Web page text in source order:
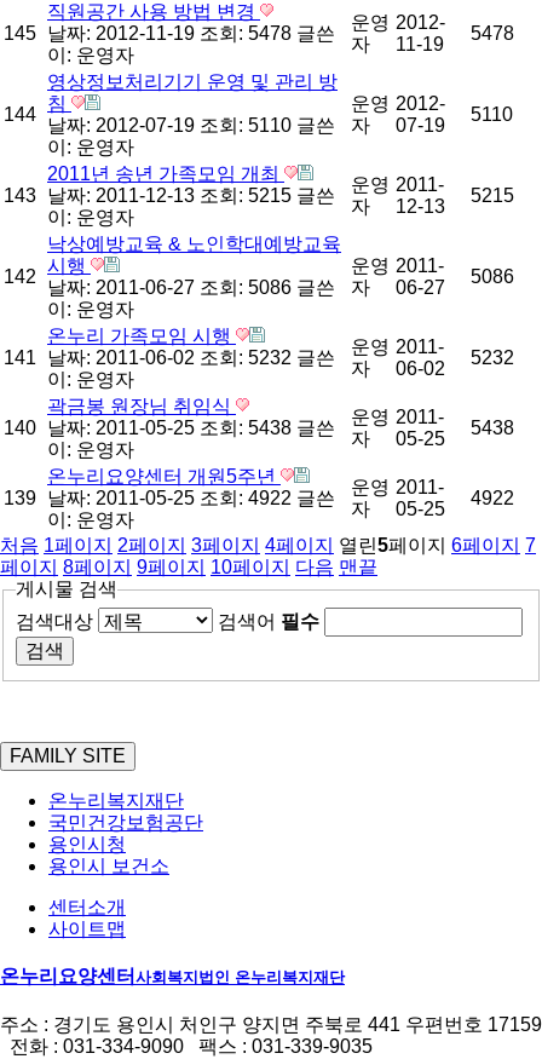
145
직원공간 사용 방법 변경
날짜: 2012-11-19 조회: 5478 글쓴
이: 운영자
운영
자
2012-
11-19
5478
144
영상정보처리기기 운영 및 관리 방
침
날짜: 2012-07-19 조회: 5110 글쓴
이: 운영자
운영
자
2012-
07-19
5110
143
2011년 송년 가족모임 개최
날짜: 2011-12-13 조회: 5215 글쓴
이: 운영자
운영
자
2011-
12-13
5215
142
낙상예방교육 & 노인학대예방교육
시행
날짜: 2011-06-27 조회: 5086 글쓴
이: 운영자
운영
자
2011-
06-27
5086
141
온누리 가족모임 시행
날짜: 2011-06-02 조회: 5232 글쓴
이: 운영자
운영
자
2011-
06-02
5232
140
곽금봉 원장님 취임식
날짜: 2011-05-25 조회: 5438 글쓴
이: 운영자
운영
자
2011-
05-25
5438
139
온누리요양센터 개원5주년
날짜: 2011-05-25 조회: 4922 글쓴
이: 운영자
운영
자
2011-
05-25
4922
처음 1페이지 2페이지 3페이지 4페이지 열린5페이지 6페이지 7
페이지 8페이지 9페이지 10페이지 다음 맨끝
게시물 검색
검색대상
검색어 필수
FAMILY SITE
온누리복지재단
국민건강보험공단
용인시청
용인시 보건소
센터소개
사이트맵
온누리요양센터 사회복지법인 온누리복지재단
주소 : 경기도 용인시 처인구 양지면 주북로 441 우편번호 17159
전화 : 031-334-9090 팩스 : 031-339-9035